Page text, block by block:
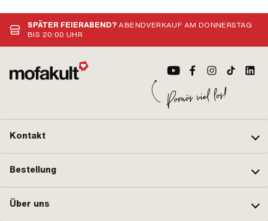
SPÄTER FEIERABEND?ABENDVERKAUF AM DONNERSTAG
BIS 20:00 UHR
Kontakt
Bestellung
Über uns